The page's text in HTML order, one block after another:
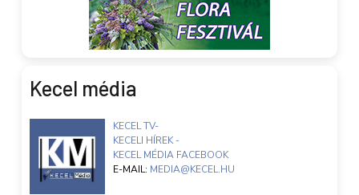
Kecel média
KECEL TV-
KECELI HÍREK -
KECEL MÉDIA FACEBOOK
E-MAIL: MEDIA@KECEL.HU